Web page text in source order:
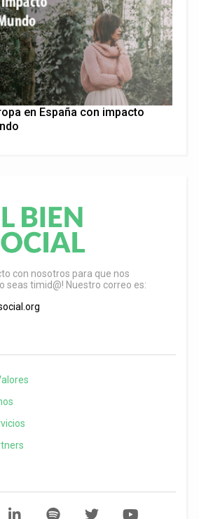
en España con impacto
con nosotros para que nos
seas timid@! Nuestro correo es: